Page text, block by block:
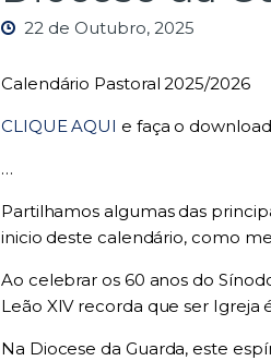
22 de Outubro, 2025
Calendário Pastoral 2025/2026
CLIQUE AQUI e faça o
…
Partilhamos algumas das
inicio deste calendário, como
Ao celebrar os 60 anos do
Leão XIV recorda que ser Igreja
Na Diocese da Guarda, este